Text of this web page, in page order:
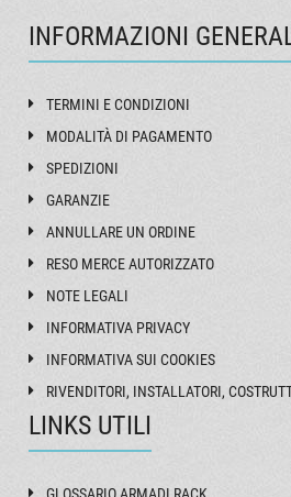
INFORMAZIONI
TERMINI E CONDIZIONI
MODALITÀ DI PAGAMENTO
SPEDIZIONI
GARANZIE
ANNULLARE UN ORDINE
RESO MERCE AUTORIZZATO
NOTE LEGALI
INFORMATIVA PRIVACY
INFORMATIVA SUI COOKIES
RIVENDITORI, INSTALLATORI,
LINKS UTILI
GLOSSARIO ARMADI RACK